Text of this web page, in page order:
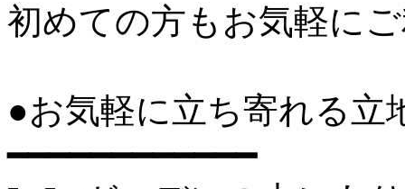
初めての方もお気軽に
●お気軽に立ち寄れる立
━━━━━━━━━━━━